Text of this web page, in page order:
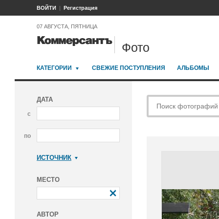
ВОЙТИ Регистрация
07 АВГУСТА, ПЯТНИЦА
Фото
КАТЕГОРИИ СВЕЖИЕ ПОСТУПЛЕНИЯ АЛЬБОМЫ
ДАТА
с
по
ИСТОЧНИК
МЕСТО
АВТОР